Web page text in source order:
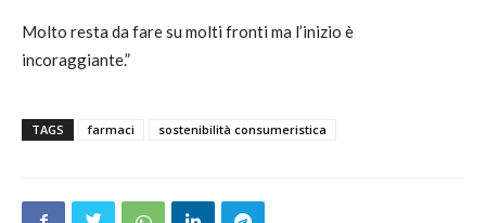
Molto resta da fare su molti fronti ma l’inizio è
incoraggiante.”
TAGS farmaci sostenibilità consumeristica